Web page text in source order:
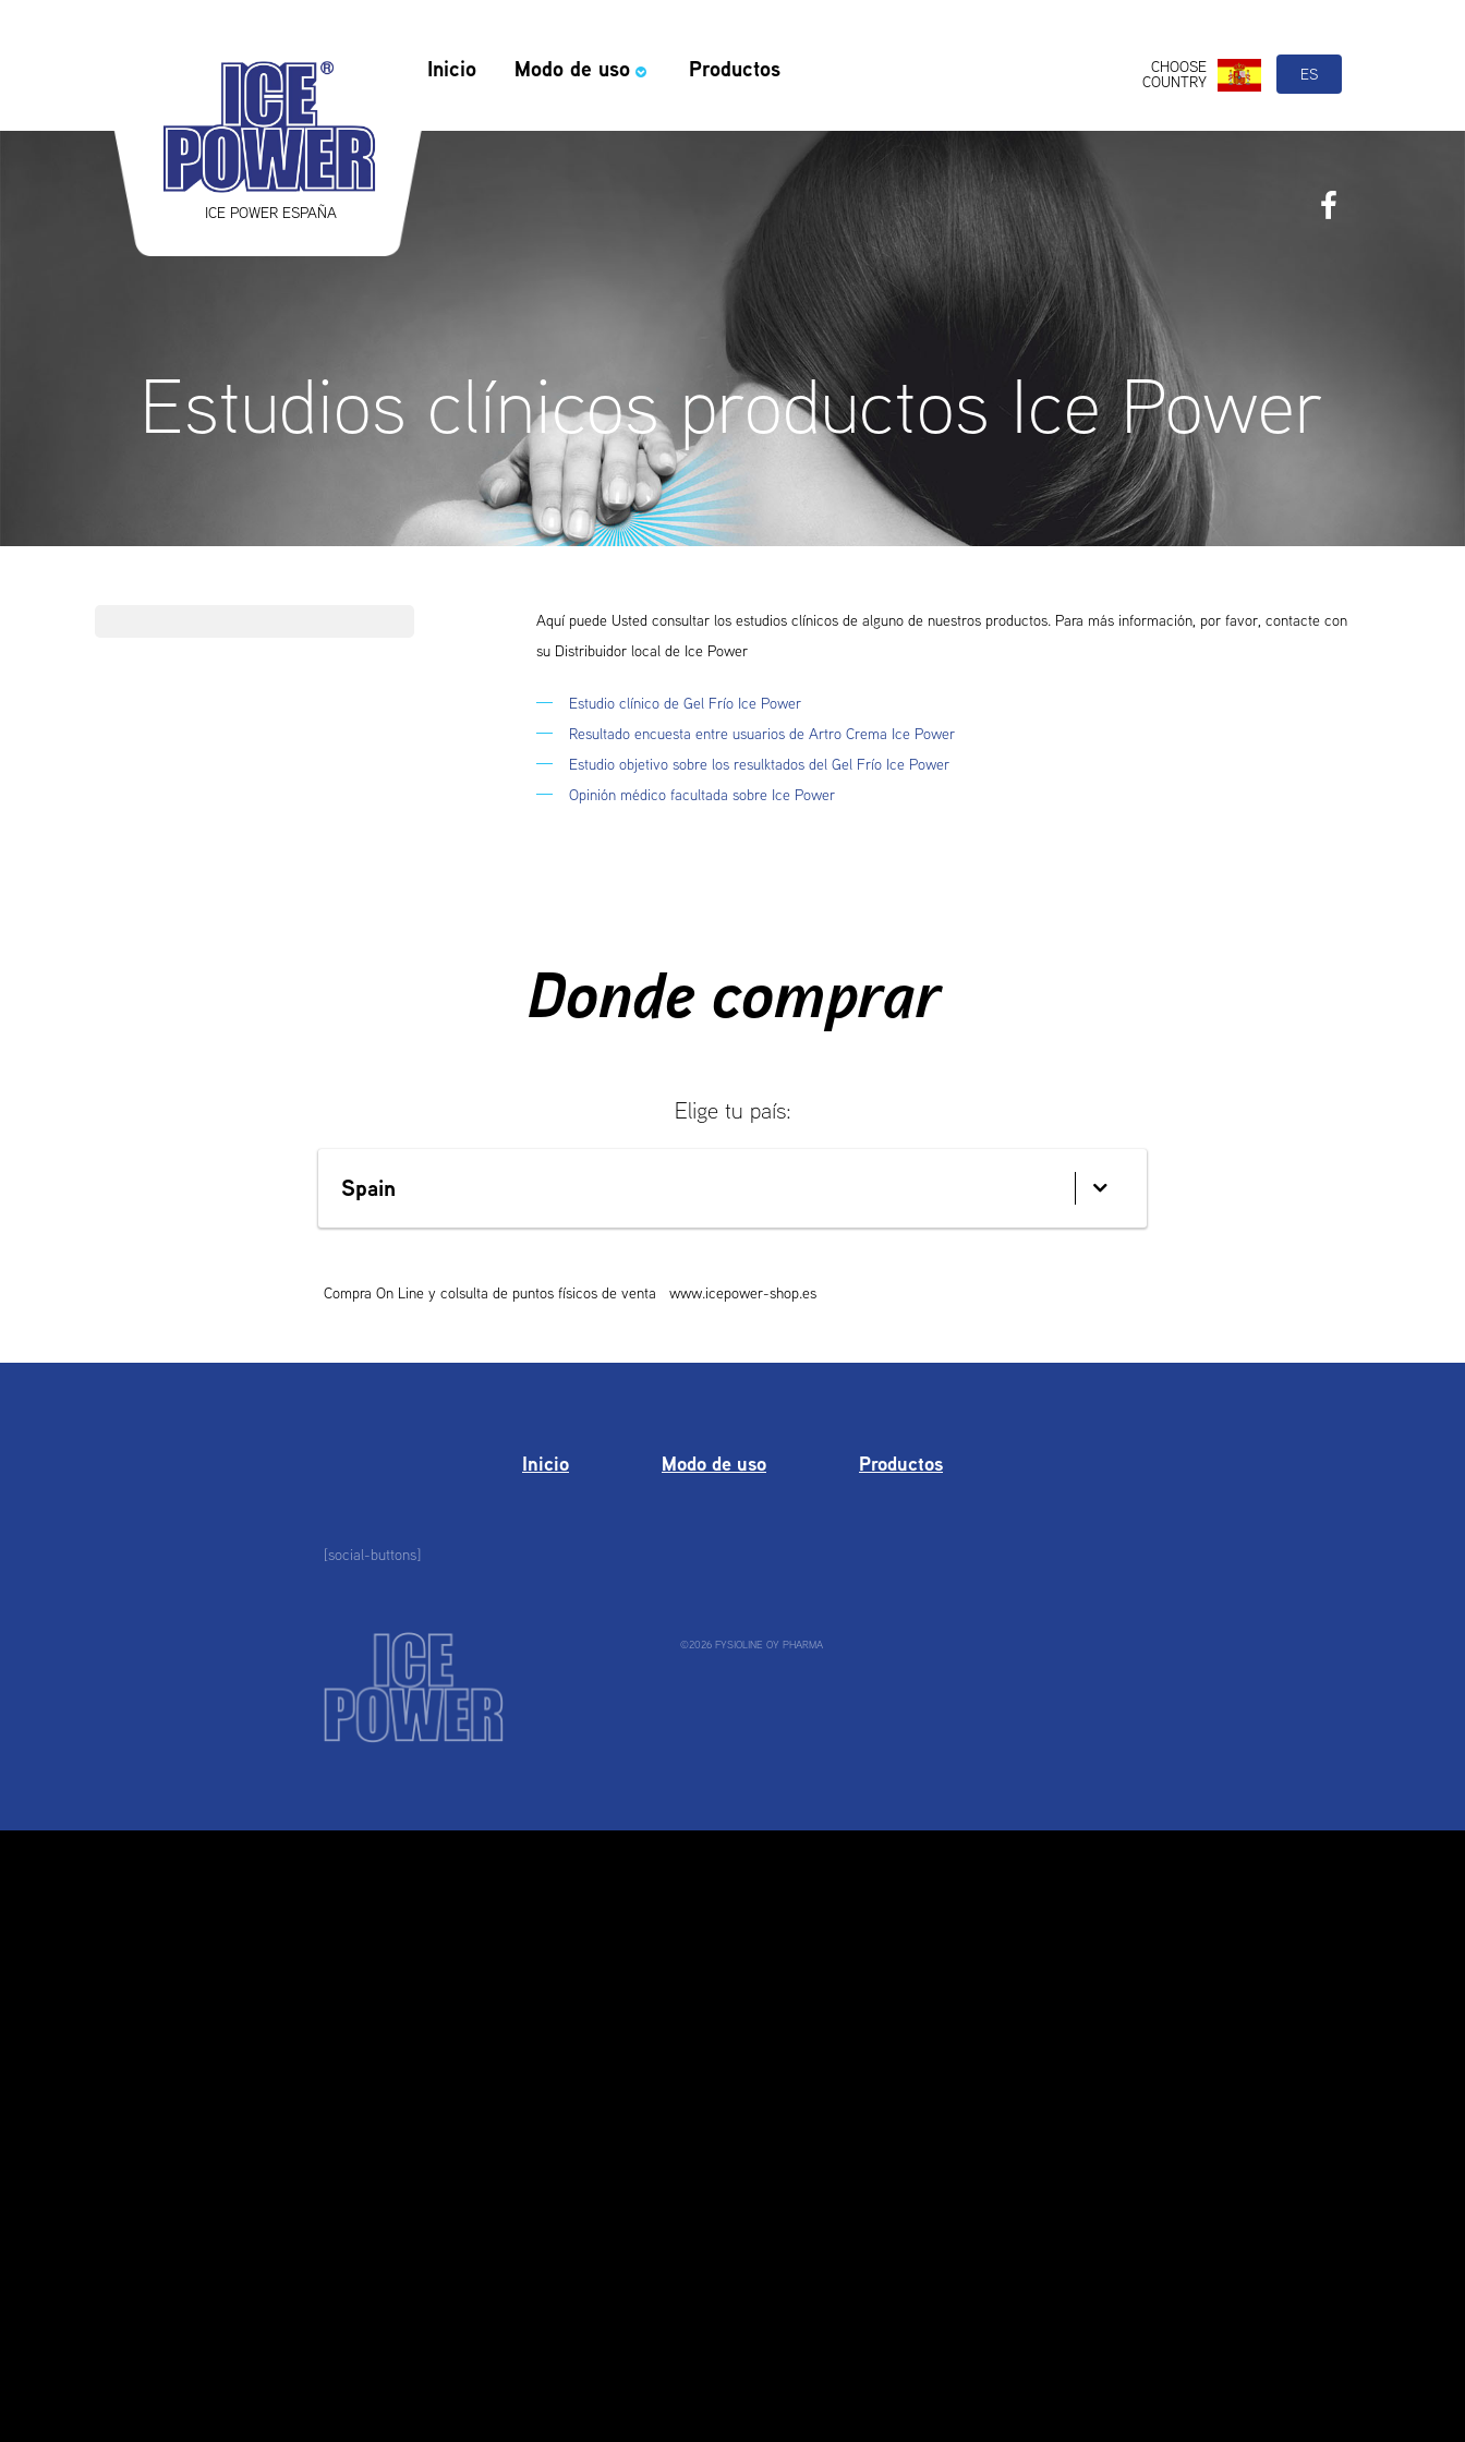
ICE POWER ESPAÑA
CHOOSE
COUNTRY ES
Inicio Modo de uso Productos
Estudios clínicos productos Ice Power
Aquí puede Usted consultar los estudios clínicos de alguno de nuestros productos. Para más información, por favor, contacte con
su Distribuidor local de Ice Power
Estudio clínico de Gel Frío Ice Power
Resultado encuesta entre usuarios de Artro Crema Ice Power
Estudio objetivo sobre los resulktados del Gel Frío Ice Power
Opinión médico facultada sobre Ice Power
Donde comprar
Elige tu país:
Spain
Compra On Line y colsulta de puntos físicos de venta www.icepower-shop.es
Inicio Modo de uso Productos
[social-buttons]
©2026 FYSIOLINE OY PHARMA